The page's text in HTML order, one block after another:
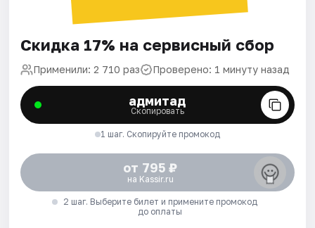
Скидка 17% на сервисный сбор
Применили: 2 710 раз Проверено: 1 минуту назад
адмитад
Скопировать
1 шаг. Скопируйте промокод
от 795 ₽
на Kassir.ru
2 шаг. Выберите билет и примените промокод
до оплаты